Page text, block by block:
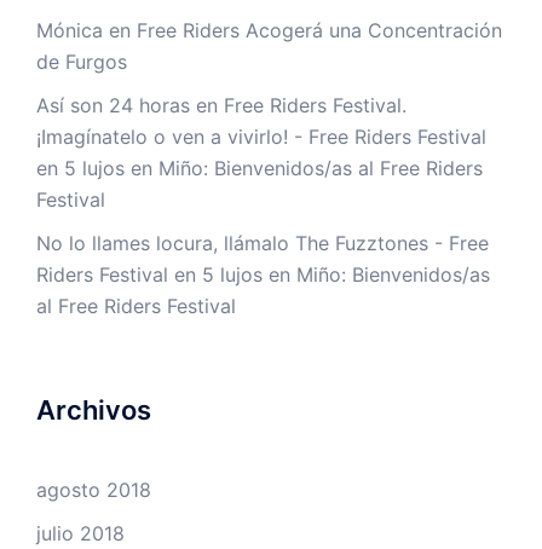
Mónica en Free Riders Acogerá una Concentración
de Furgos
Así son 24 horas en Free Riders Festival.
¡Imagínatelo o ven a vivirlo! - Free Riders Festival
en 5 lujos en Miño: Bienvenidos/as al Free Riders
Festival
No lo llames locura, llámalo The Fuzztones - Free
Riders Festival en 5 lujos en Miño: Bienvenidos/as
al Free Riders Festival
Archivos
agosto 2018
julio 2018